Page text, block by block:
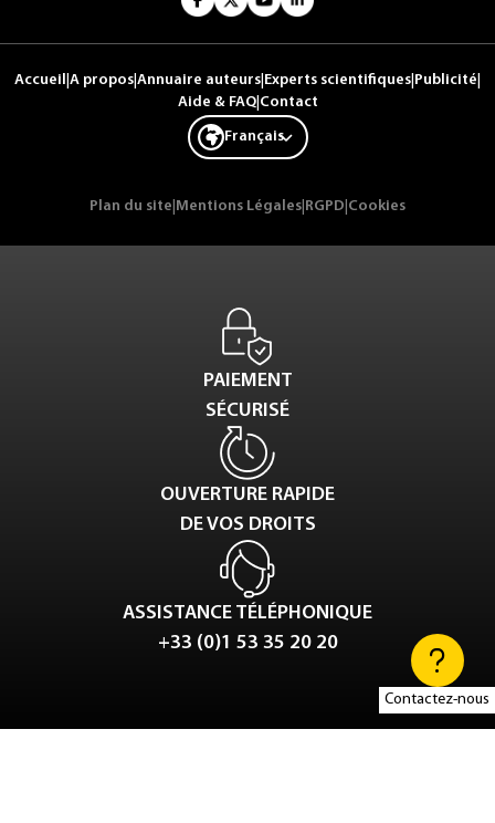
Contactez-nous
Accueil A propos Annuaire auteurs Experts scientifiques Publicité
Aide & FAQ| Contact
Français
Plan du site Mentions Légales RGPD Cookies
PAIEMENT
SÉCURISÉ
OUVERTURE RAPIDE
DE VOS DROITS
ASSISTANCE TÉLÉPHONIQUE
+33 (0)1 53 35 20 20